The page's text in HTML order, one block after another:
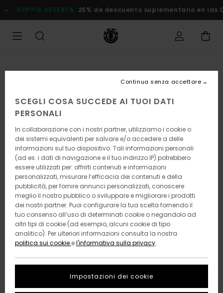
alle
informazioni
prodotto
DOPPIA OFFERTA 25% de descuento suplementario en las
SCEGLI COSA SUCCEDE AI TUOI DATI
PERSONALI
In collaborazione con i nostri partner, utilizziamo i cookie o
dei sistemi equivalenti per salvare e/o accedere a delle
informazioni sul tuo dispositivo. Tali informazioni personali
(ad es. i dati di navigazione e il tuo indirizzo IP) potrebbero
essere utilizzati per: offrirti contenuti e informazioni
personalizzati, misurare l’efficacia dei contenuti e della
pubblicità, per fornire annunci personalizzati, conoscere
meglio il nostro pubblico o sviluppare e migliorare i prodotti
dei nostri partner. Puoi configurare la tua scelta fornendo il
tuo consenso all’uso di determinati cookie o negandolo ad
altri tipi di cookie (ad esempio, alcuni cookie di tipo
analitico). Per ulteriori informazioni consulta la nostra
politica sui cookie el'informativa sulla privacy.
Impostazioni dei cookie
Continua senza accettare